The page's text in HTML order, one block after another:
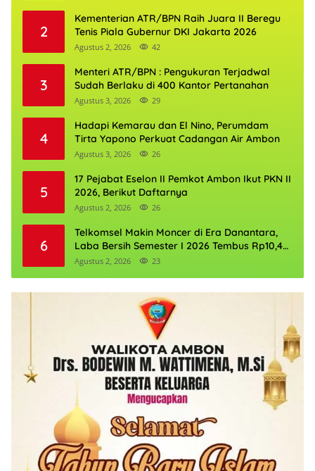
2
Kementerian ATR/BPN Raih Juara II Beregu
Tenis Piala Gubernur DKI Jakarta 2026
Agustus 2, 2026 42
3
Menteri ATR/BPN : Pengukuran Terjadwal
Sudah Berlaku di 400 Kantor Pertanahan
Agustus 3, 2026 29
4
Hadapi Kemarau dan El Nino, Perumdam
Tirta Yapono Perkuat Cadangan Air Ambon
Agustus 3, 2026 26
5
17 Pejabat Eselon II Pemkot Ambon Ikut PKN II
2026, Berikut Daftarnya
Agustus 2, 2026 26
6
Telkomsel Makin Moncer di Era Danantara,
Laba Bersih Semester I 2026 Tembus Rp10,4
Triliun
Agustus 2, 2026 23